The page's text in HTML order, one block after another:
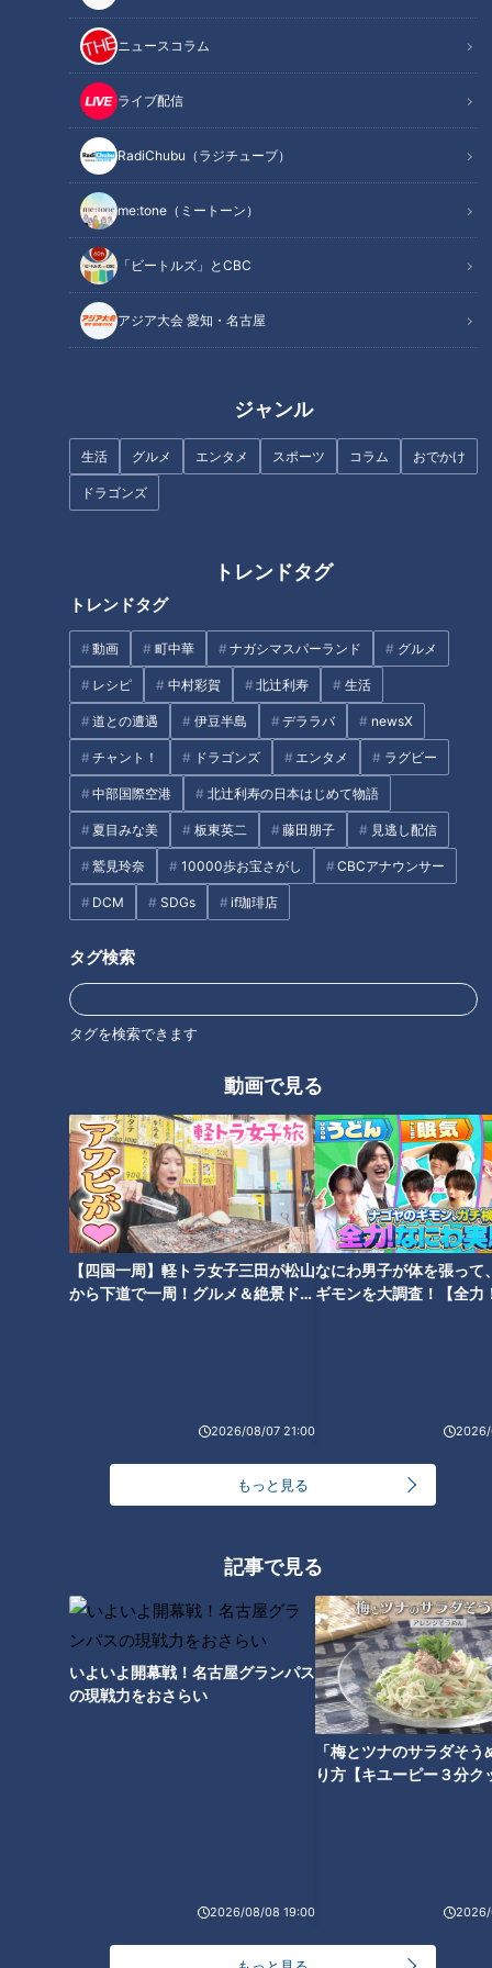
ニュースコラム
ライブ配信
RadiChubu（ラジチューブ）
me:tone（ミートーン）
「ビートルズ」とCBC
アジア大会 愛知・名古屋
ジャンル
生活 グルメ エンタメ スポーツ コラム おでかけ
ドラゴンズ
トレンドタグ
トレンドタグ
動画 町中華 ナガシマスパーランド グルメ
レシピ 中村彩賀 北辻利寿 生活
道との遭遇 伊豆半島 デララバ newsX
チャント！ ドラゴンズ エンタメ ラグビー
中部国際空港 北辻利寿の日本はじめて物語
夏目みな美 板東英二 藤田朋子 見逃し配信
鷲見玲奈 10000歩お宝さがし CBCアナウンサー
DCM SDGs if珈琲店
タグ検索
タグを検索できます
動画で見る
【四国一周】軽トラ女子三田が松山
から下道で一周！グルメ＆絶景ドラ
2026/08/07 21:00
なにわ男子が体を張って
ギモンを大調査！【全力
2026/
もっと見る
記事で見る
いよいよ開幕戦！名古屋グランパス
の現戦力をおさらい
2026/08/08 19:00
「梅とツナのサラダそう
り方【キユーピー３分ク
2026/
記事に戻る
この記事を見たあなたへのおすすめ
思わず完食！入社2年目長身ア
ナが三重県大台町の愛されフー
ド『中華そば』を調査！忠実に
ラーメン数珠つなぎ第四弾！一
口すすればたちまちとりこに！
極うま白醤油らーめん「麺屋 伊
名古屋の絶品チャーハン総選
がやみつき」 1位に輝いたのは
麦香る麺＆うまみが凝縮された
ラーメン数珠つなぎ第六弾！名
古屋コーチンと魚介の透き通る
うまみ、香り立つ至高の塩そば
「麺 㐂色（きいろ）」
ラーメン数珠つなぎ第十五弾！
醤油ベースの染み渡るスープの
朝ラーメンが名物！「らーめん
ニュー直方」
グルメ グルメ
町中華
まるで“飲む天津飯”!? 「人生で
一番おいしい！」 最後まで飽き
まるでパンを食べているような
分厚い皮の焼き餃子！？“ヤケド
通常サイズの約2倍？！ エビが
は？